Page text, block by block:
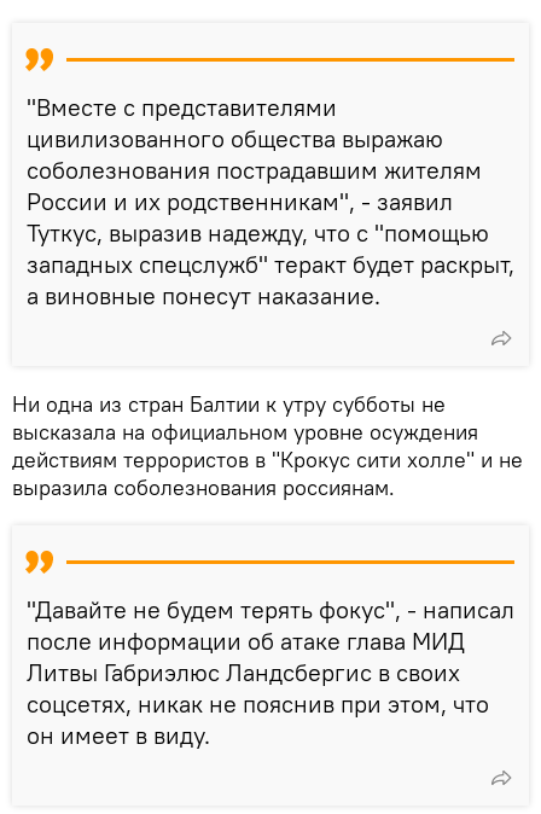
"Вместе с представителями
цивилизованного общества выражаю
соболезнования пострадавшим жителям
России и их родственникам", - заявил
Туткус, выразив надежду, что с "помощью
западных спецслужб" теракт будет раскрыт,
а виновные понесут наказание.
Ни одна из стран Балтии к утру субботы не
высказала на официальном уровне осуждения
действиям террористов в "Крокус сити холле" и не
выразила соболезнования россиянам.
"Давайте не будем терять фокус", - написал
после информации об атаке глава МИД
Литвы Габриэлюс Ландсбергис в своих
соцсетях, никак не пояснив при этом, что
он имеет в виду.